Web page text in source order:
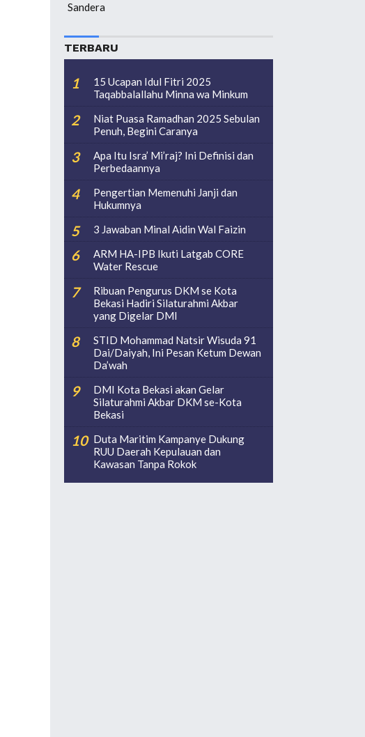
Sandera
TERBARU
15 Ucapan Idul Fitri 2025
Taqabbalallahu Minna wa Minkum
Niat Puasa Ramadhan 2025 Sebulan
Penuh, Begini Caranya
Apa Itu Isra’ Mi’raj? Ini Definisi dan
Perbedaannya
Pengertian Memenuhi Janji dan
Hukumnya
3 Jawaban Minal Aidin Wal Faizin
ARM HA-IPB Ikuti Latgab CORE
Water Rescue
Ribuan Pengurus DKM se Kota
Bekasi Hadiri Silaturahmi Akbar
yang Digelar DMI
STID Mohammad Natsir Wisuda 91
Dai/Daiyah, Ini Pesan Ketum Dewan
Da’wah
DMI Kota Bekasi akan Gelar
Silaturahmi Akbar DKM se-Kota
Bekasi
Duta Maritim Kampanye Dukung
RUU Daerah Kepulauan dan
Kawasan Tanpa Rokok